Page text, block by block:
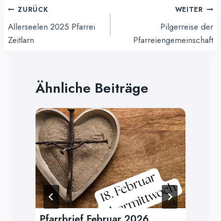
Beitragsnavigation
ZURÜCK
Allerseelen 2025 Pfarrei
Zeitlarn
WEITER
Pilgerreise der
Pfarreiengemeinschaft
Ähnliche Beiträge